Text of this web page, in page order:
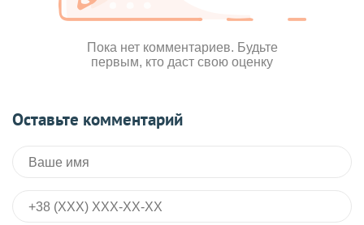
Пока нет комментариев. Будьте
первым, кто даст свою оценку
Оставьте комментарий